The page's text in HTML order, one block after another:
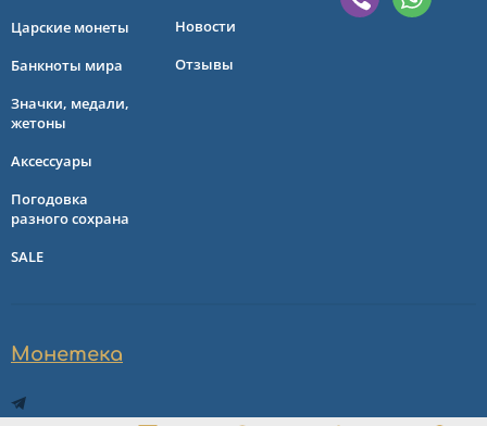
Царские монеты
Банкноты мира
Значки, медали,
жетоны
Аксессуары
Погодовка
разного сохрана
SALE
Новости
Отзывы
Монетека